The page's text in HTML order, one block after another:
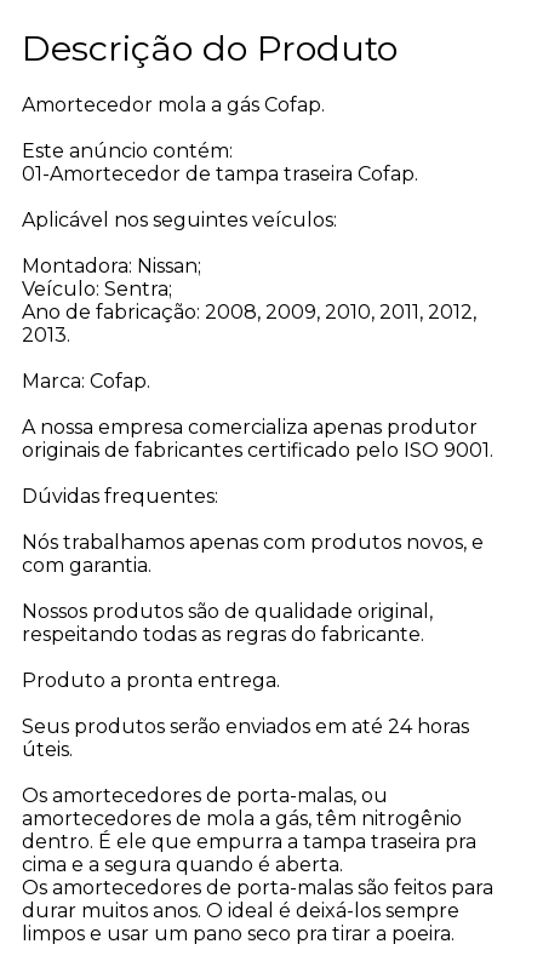
Descrição do Produto
Amortecedor mola a gás Cofap.
Este anúncio contém:
01-Amortecedor de tampa traseira Cofap.
Aplicável nos seguintes veículos:
Montadora: Nissan;
Veículo: Sentra;
Ano de fabricação: 2008, 2009, 2010, 2011, 2012,
2013.
Marca: Cofap.
A nossa empresa comercializa apenas produtor
originais de fabricantes certificado pelo ISO 9001.
Dúvidas frequentes:
Nós trabalhamos apenas com produtos novos, e
com garantia.
Nossos produtos são de qualidade original,
respeitando todas as regras do fabricante.
Produto a pronta entrega.
Seus produtos serão enviados em até 24 horas
úteis.
Os amortecedores de porta-malas, ou
amortecedores de mola a gás, têm nitrogênio
dentro. É ele que empurra a tampa traseira pra
cima e a segura quando é aberta.
Os amortecedores de porta-malas são feitos para
durar muitos anos. O ideal é deixá-los sempre
limpos e usar um pano seco pra tirar a poeira.